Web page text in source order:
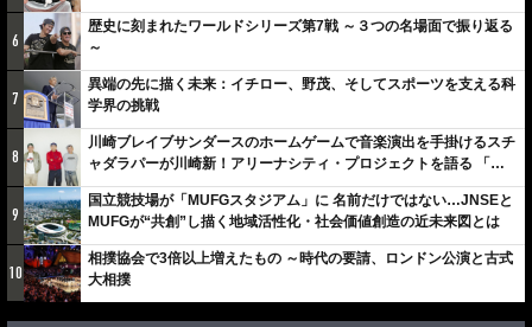
6
歴史に刻まれたワールドシリーズ第7戦 ～３つの名場面で振り返る
～
7
異端の先に描く未来：イチロー、野茂、そしてスポーツを支える科
学界の挑戦
8
川崎ブレイブサンダースのホームゲームで音楽演出を手掛けるスチ
ャダラパーが川崎新！アリーナシティ・プロジェクトを語る 「楽
しみでしかないでしょ。川崎は、ずっと成長曲線だから」
9
国立競技場が「MUFGスタジアム」に 名前だけではない…JNSEと
MUFGが“共創”し描く地域活性化・社会価値創造の近未来図とは
10
相撲協会で3倍以上増えたもの ～時代の要請、ロンドン公演と古式
大相撲